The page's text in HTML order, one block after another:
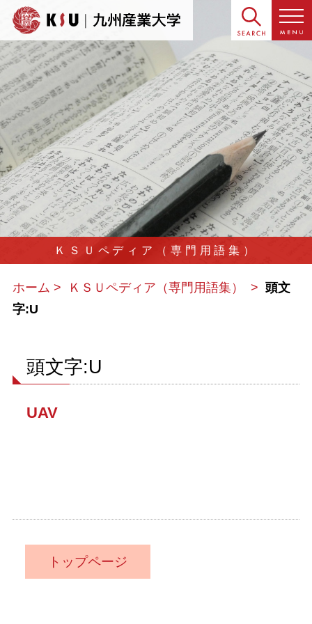
ＫＳＵペディア（専門用語集）
ホーム ＫＳＵペディア（専門用語集）
頭文
字:U
頭文字:U
UAV
トップページ